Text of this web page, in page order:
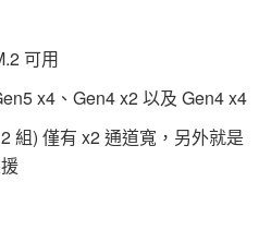
可用
x4、Gen4 x2 以及 Gen4 x4
組) 僅有 x2 通道寬，另外就是